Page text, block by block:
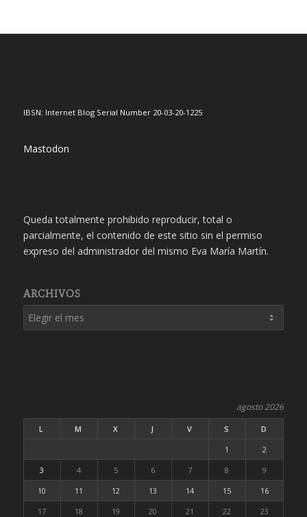
IBSN: Internet Blog Serial Number 20-03-20-1225
Mastodon
Queda totalmente prohibido reproducir, total o
parcialmente, el contenido de este sitio sin el permiso
expreso del administrador del mismo Eva María Martín.
ARCHIVOS
agosto 2026
L M X J V S
D
1
2
3
4 5 6 7 8
9
10
11 12 13 14 15
16
17
18 19 20 21 22
23